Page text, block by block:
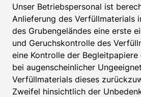
Unser Betriebspersonal ist
Anlieferung des Verfüllmaterials
des Grubengeländes eine erste
und Geruchskontrolle des
eine Kontrolle der
bei augenscheinlicher
Verfüllmaterials dieses
Zweifel hinsichtlich der